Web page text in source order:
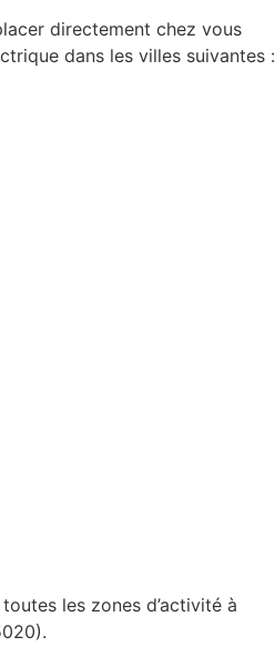
directement chez vous
dans les villes suivantes :
les zones d’activité à